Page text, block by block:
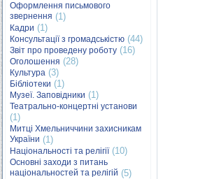
Оформлення письмового
звернення (1)
Кадри (1)
Консультації з громадськістю (44)
Звіт про проведену роботу (16)
Оголошення (28)
Культура (3)
Бібліотеки (1)
Музеї. Заповідники (1)
Театрально-концертні установи
(1)
Митці Хмельниччини захисникам
України (1)
Національності та релігії(10)
Основні заходи з питань
національностей та релігій (5)